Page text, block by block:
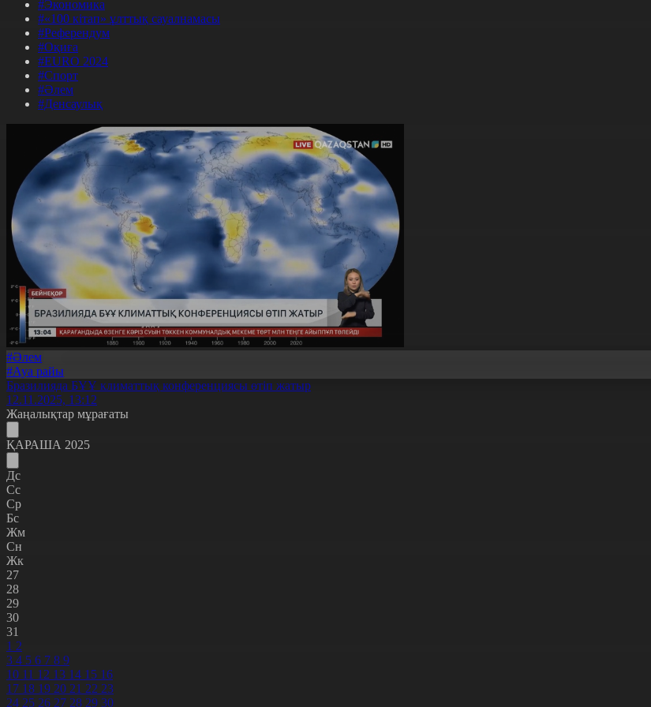
#Экономика
#«100 кітап» ұлттық сауалнамасы
#Референдум
#Оқиға
#EURO 2024
#Спорт
#Әлем
#Денсаулық
#Әлем
#Ауа райы
Бразилияда БҰҰ климаттық конференциясы өтіп жатыр
12.11.2025, 13:12
Жаңалықтар мұрағаты
ҚАРАША 2025
Дс
Сс
Ср
Бс
Жм
Сн
Жк
27
28
29
30
31
1 2
3 4 5 6 7 8 9
10 11 12 13 14 15 16
17 18 19 20 21 22 23
24 25 26 27 28 29 30